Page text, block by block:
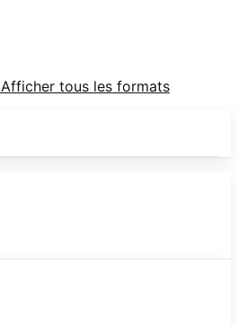
Afficher tous les formats